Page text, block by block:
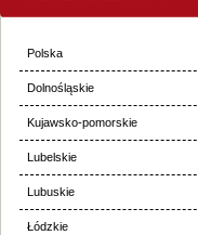
Polska
Dolnośląskie
Kujawsko-pomorskie
Lubelskie
Lubuskie
Łódzkie